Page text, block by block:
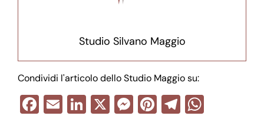
Studio Silvano Maggio
Condividi l'articolo dello Studio Maggio su:
F E Li X M Pi T